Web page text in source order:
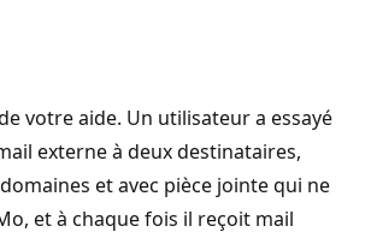
votre aide. Un utilisateur a essayé
externe à deux destinataires,
et avec pièce jointe qui ne
et à chaque fois il reçoit mail